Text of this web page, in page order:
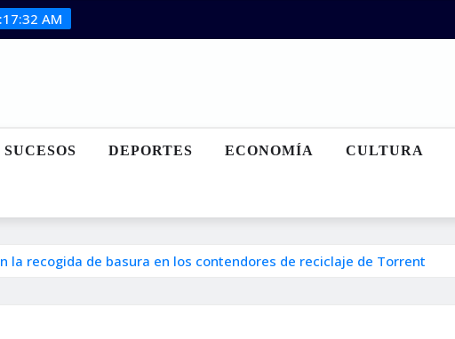
AM
SUCESOS DEPORTES ECONOMÍA CULTURA
la recogida de basura en los contendores de reciclaje de Torrent